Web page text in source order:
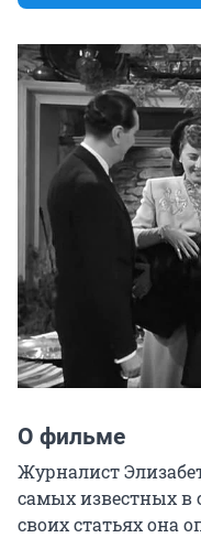
О фильме
Журналист
самых известных в
своих статьях она